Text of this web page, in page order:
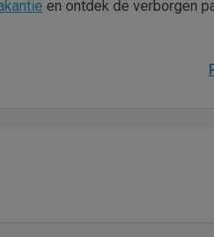
en ontdek de verborgen